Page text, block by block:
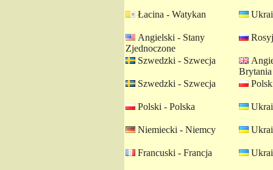
Łacina - Watykan
Angielski - Stany
Zjednoczone
Szwedzki - Szwecja
Brytania
Szwedzki - Szwecja
Polski - Polska
Niemiecki - Niemcy
Francuski - Francja